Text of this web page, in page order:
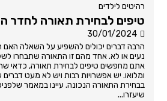
רהיטים לילדים
טיפים לבחירת תאורה לחדר
30/01/2024
הרבה דברים יכולים להשפיע על השאלה האם
נעים או לא. אחד מהם זו התאורה שתבחרו
אתם מחפשים טיפים לבחירת תאורה, כדאי
ומלואו. יש אפשרויות רבות ויש לא מעט
בבחירת התאורה הנכונה. עיינו במאמר
שיעזרו...